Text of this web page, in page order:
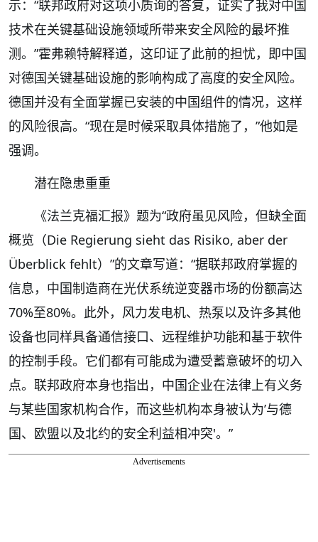
示：“联邦政府对这项小质询的答复，证实了我对中国
技术在关键基础设施领域所带来安全风险的最坏推
测。”霍弗赖特解释道，这印证了此前的担忧，即中国
对德国关键基础设施的影响构成了高度的安全风险。
德国并没有全面掌握已安装的中国组件的情况，这样
的风险很高。“现在是时候采取具体措施了，”他如是
强调。
潜在隐患重重
《法兰克福汇报》题为“政府虽见风险，但缺全面
概览（Die Regierung sieht das Risiko, aber der
Überblick fehlt）”的文章写道：“据联邦政府掌握的
信息，中国制造商在光伏系统逆变器市场的份额高达
70%至80%。此外，风力发电机、热泵以及许多其他
设备也同样具备通信接口、远程维护功能和基于软件
的控制手段。它们都有可能成为遭受蓄意破坏的切入
点。联邦政府本身也指出，中国企业在法律上有义务
与某些国家机构合作，而这些机构本身被认为’与德
国、欧盟以及北约的安全利益相冲突'。”
Advertisements